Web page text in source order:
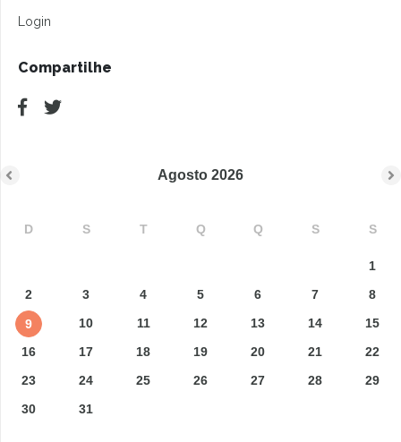
Login
Compartilhe
Agosto 2026
D S T Q Q S S
1
2
3 4 5 6 7 8
9 10 11 12 13 14
15
16
17 18 19 20 21
22
23
24 25 26 27 28
29
30
31